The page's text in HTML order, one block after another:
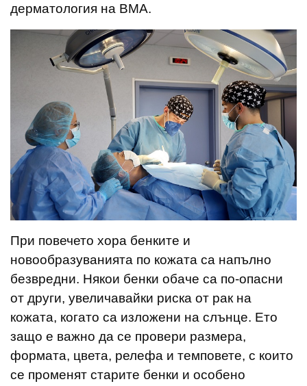
дерматология на ВМА.
При повечето хора бенките и
новообразуванията по кожата са напълно
безвредни. Някои бенки обаче са по-опасни
от други, увеличавайки риска от рак на
кожата, когато са изложени на слънце. Ето
защо е важно да се провери размера,
формата, цвета, релефа и темповете, с които
се променят старите бенки и особено